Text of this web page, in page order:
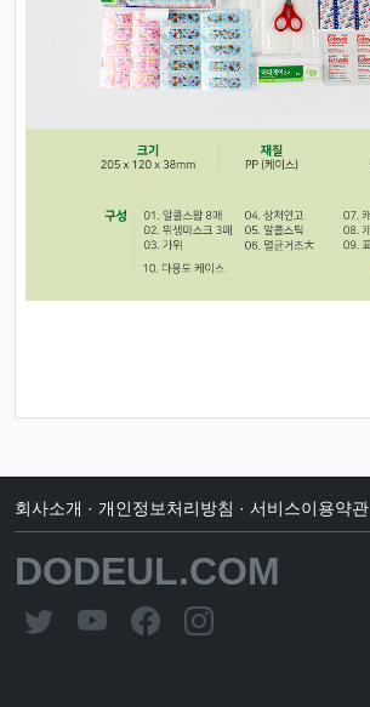
회사소개 · 개인정보처리방침 · 서비스이용약관
DODEUL.COM